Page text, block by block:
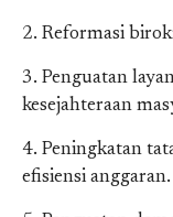
2. Reformasi
3. Penguatan
kesejahteraan
4. Peningkatan
efisiensi anggaran.